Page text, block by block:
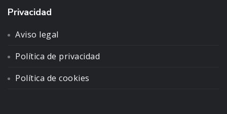
Privacidad
Aviso legal
Política de privacidad
Política de cookies